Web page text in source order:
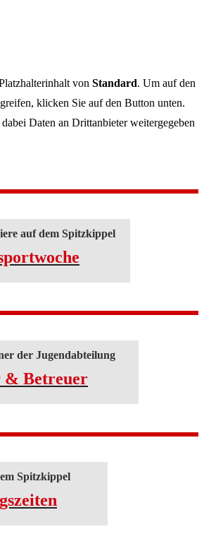
von Standard. Um auf den
klicken Sie auf den Button unten.
Daten an Drittanbieter weitergegeben
auf dem Spitzkippel
der Jugendabteilung
& Betreuer
Spitzkippel